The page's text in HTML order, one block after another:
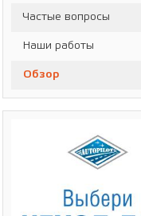
Частые вопросы
Наши работы
Обзор